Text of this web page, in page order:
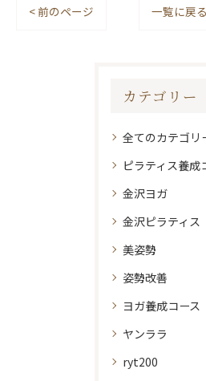
< 前のページ 一覧に戻る
カテゴリー
全てのカテゴリ
ピラティス養成
金沢ヨガ
金沢ピラティス
美姿勢
姿勢改善
ヨガ養成コース
ヤンララ
ryt200